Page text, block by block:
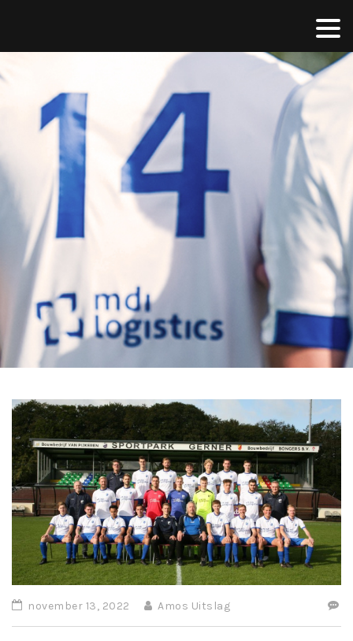
november 13, 2022 Amos Uitslag